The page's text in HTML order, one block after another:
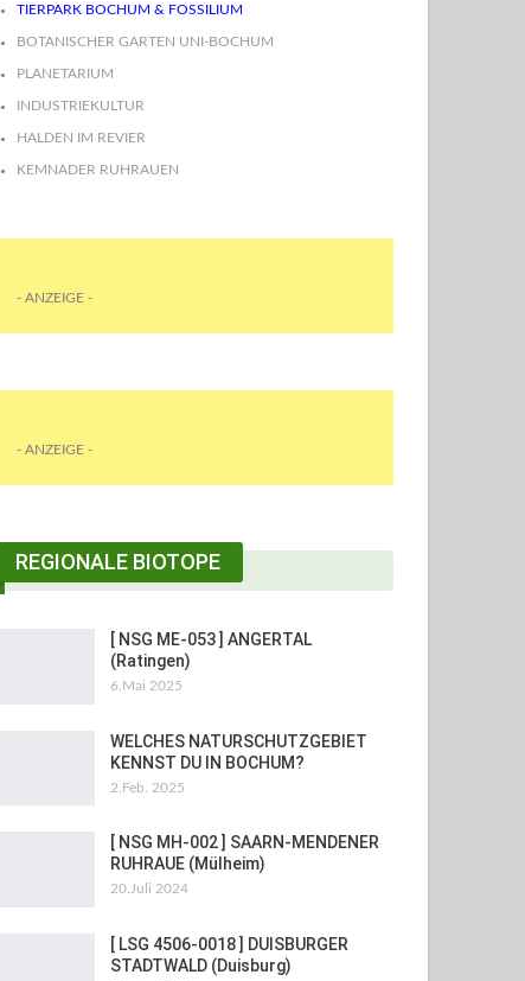
TIERPARK BOCHUM & FOSSILIUM
BOTANISCHER GARTEN UNI-BOCHUM
PLANETARIUM
INDUSTRIEKULTUR
HALDEN IM REVIER
KEMNADER RUHRAUEN
- ANZEIGE -
- ANZEIGE -
REGIONALE BIOTOPE
[ NSG ME-053 ] ANGERTAL
(Ratingen)
6.Mai 2025
WELCHES NATURSCHUTZGEBIET
KENNST DU IN BOCHUM?
2.Feb. 2025
[ NSG MH-002 ] SAARN-MENDENER
RUHRAUE (Mülheim)
20.Juli 2024
[ LSG 4506-0018 ] DUISBURGER
STADTWALD (Duisburg)